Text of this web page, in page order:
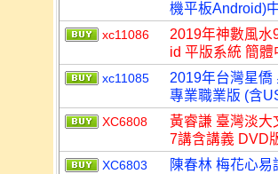
機平板Android)
xc11086
2019年神數風水
id 平版系統 簡體
xc11085
2019年台灣星僑
專業職業版 (含
XC6808
黃睿謙 臺灣淡大
7講含講義 DVD
XC6803
陳春林 梅花心